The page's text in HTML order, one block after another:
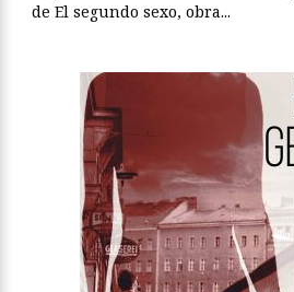
de El segundo sexo, obra...